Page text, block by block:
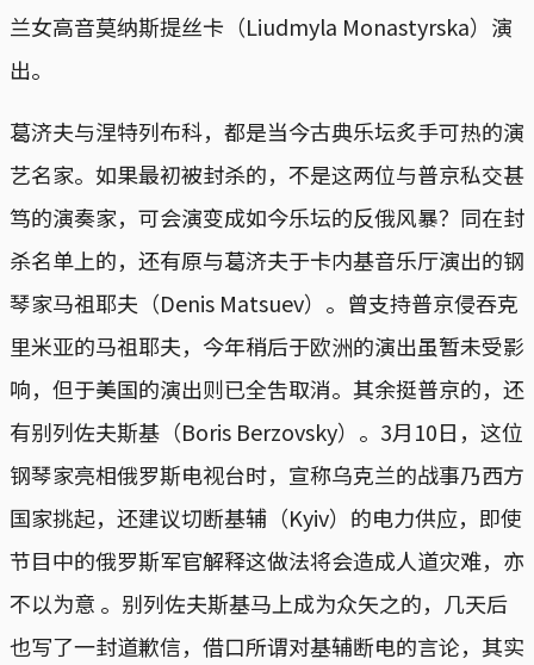
兰女高音莫纳斯提丝卡（Liudmyla Monastyrska）演
出。
葛济夫与涅特列布科，都是当今古典乐坛炙手可热的演
艺名家。如果最初被封杀的，不是这两位与普京私交甚
笃的演奏家，可会演变成如今乐坛的反俄风暴？同在封
杀名单上的，还有原与葛济夫于卡内基音乐厅演出的钢
琴家马祖耶夫（Denis Matsuev）。曾支持普京侵吞克
里米亚的马祖耶夫，今年稍后于欧洲的演出虽暂未受影
响，但于美国的演出则已全吿取消。其余挺普京的，还
有别列佐夫斯基（Boris Berzovsky）。3月10日，这位
钢琴家亮相俄罗斯电视台时，宣称乌克兰的战事乃西方
国家挑起，还建议切断基辅（Kyiv）的电力供应，即使
节目中的俄罗斯军官解释这做法将会造成人道灾难，亦
不以为意 。别列佐夫斯基马上成为众矢之的，几天后
也写了一封道歉信，借口所谓对基辅断电的言论，其实